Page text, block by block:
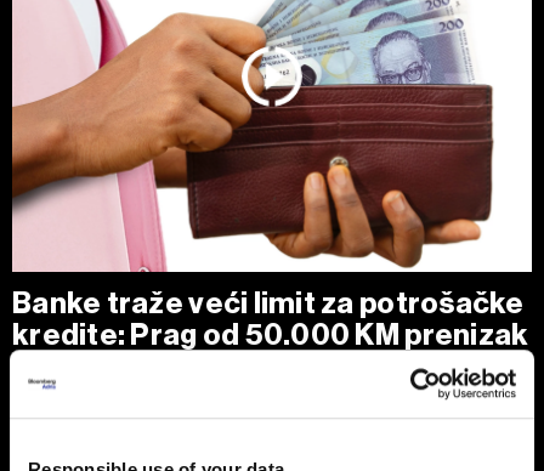
Banke traže veći limit za potrošačke
kredite: Prag od 50.000 KM prenizak
Banke u Bosni i Hercegovini (BiH) traže povećanje limita za
potrošačke, odnosno nenamjenske kredite sa sadašnjih